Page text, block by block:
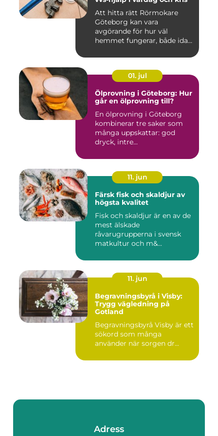
Att hitta rätt Rörmokare
Göteborg kan vara
avgörande för hur väl
hemmet fungerar, både idag
01. jul
Ölprovning i Göteborg: Hur
går en ölprovning till?
En ölprovning i Göteborg
kombinerar tre saker som
många uppskattar: god
dryck, intre...
11. jun
Färsk fisk och skaldjur av
högsta kvalitet
Fisk och skaldjur är en av de
mest älskade
råvarugrupperna i svensk
matkultur och m&...
11. jun
Begravningsbyrå i Visby:
Trygg vägledning på
Gotland
Begravningsbyrå Visby är ett
sökord som många
använder när sorgen dr...
Adress